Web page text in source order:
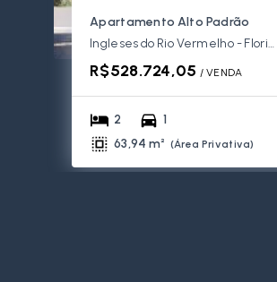
Apartamento Alto Padrão
Ingleses do Rio Vermelho - Florianópolis/SC
R$528.724,05 / VENDA
2
1
63,94 m² (Área Privativa)